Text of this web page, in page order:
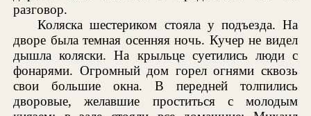
разговор.
Коляска шестериком стояла у подъезда. На
дворе была темная осенняя ночь. Кучер не видел
дышла коляски. На крыльце суетились люди с
фонарями. Огромный дом горел огнями сквозь
свои большие окна. В передней толпились
дворовые, желавшие проститься с молодым